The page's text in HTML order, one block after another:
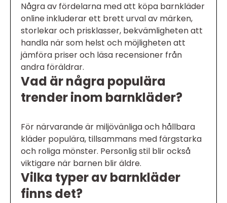
Några av fördelarna med att köpa barnkläder
online inkluderar ett brett urval av märken,
storlekar och prisklasser, bekvämligheten att
handla när som helst och möjligheten att
jämföra priser och läsa recensioner från
andra föräldrar.
Vad är några populära
trender inom barnkläder?
För närvarande är miljövänliga och hållbara
kläder populära, tillsammans med färgstarka
och roliga mönster. Personlig stil blir också
viktigare när barnen blir äldre.
Vilka typer av barnkläder
finns det?